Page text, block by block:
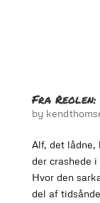
Fra
by
Alf, det lådne,
der crashede
Hvor den
del af